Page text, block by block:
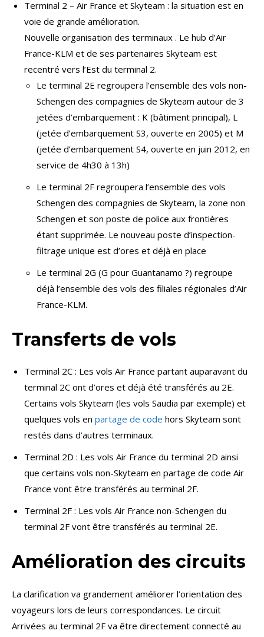
Terminal 2 – Air France et Skyteam : la situation est en
voie de grande amélioration.
Nouvelle organisation des terminaux . Le hub d’Air
France-KLM et de ses partenaires Skyteam est
recentré vers l’Est du terminal 2.
Le terminal 2E regroupera l’ensemble des vols non-
Schengen des compagnies de Skyteam autour de 3
jetées d’embarquement : K (bâtiment principal), L
(jetée d’embarquement S3, ouverte en 2005) et M
(jetée d’embarquement S4, ouverte en juin 2012, en
service de 4h30 à 13h)
Le terminal 2F regroupera l’ensemble des vols
Schengen des compagnies de Skyteam, la zone non
Schengen et son poste de police aux frontières
étant supprimée. Le nouveau poste d’inspection-
filtrage unique est d’ores et déjà en place
Le terminal 2G (G pour Guantanamo ?) regroupe
déjà l’ensemble des vols des filiales régionales d’Air
France-KLM.
Transferts de vols
Terminal 2C : Les vols Air France partant auparavant du
terminal 2C ont d’ores et déjà été transférés au 2E.
Certains vols Skyteam (les vols Saudia par exemple) et
quelques vols en partage de code hors Skyteam sont
restés dans d’autres terminaux.
Terminal 2D : Les vols Air France du terminal 2D ainsi
que certains vols non-Skyteam en partage de code Air
France vont être transférés au terminal 2F.
Terminal 2F : Les vols Air France non-Schengen du
terminal 2F vont être transférés au terminal 2E.
Amélioration des circuits
La clarification va grandement améliorer l’orientation des
voyageurs lors de leurs correspondances. Le circuit
Arrivées au terminal 2F va être directement connecté au